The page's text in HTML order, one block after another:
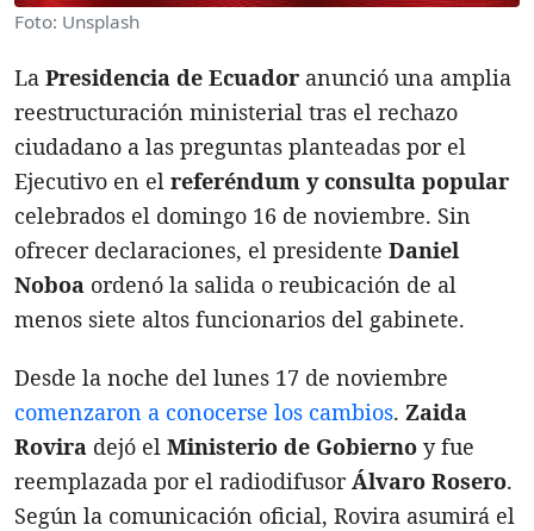
Foto: Unsplash
La Presidencia de Ecuador anunció una amplia
reestructuración ministerial tras el rechazo
ciudadano a las preguntas planteadas por el
Ejecutivo en el referéndum y consulta popular
celebrados el domingo 16 de noviembre. Sin
ofrecer declaraciones, el presidente Daniel
Noboa ordenó la salida o reubicación de al
menos siete altos funcionarios del gabinete.
Desde la noche del lunes 17 de noviembre
comenzaron a conocerse los cambios. Zaida
Rovira dejó el Ministerio de Gobierno y fue
reemplazada por el radiodifusorÁlvaro Rosero.
Según la comunicación oficial, Rovira asumirá el